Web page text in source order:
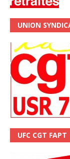
UNION
UFC CGT FAPT